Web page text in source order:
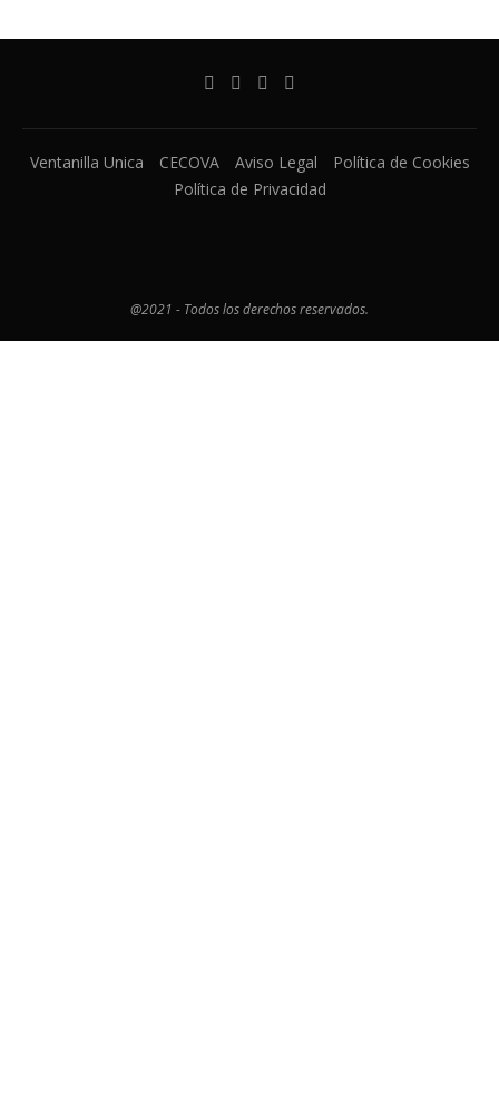
Ventanilla Unica CECOVA Aviso Legal
Política de Cookies
Política de Privacidad
@2021 - Todos los derechos reservados.